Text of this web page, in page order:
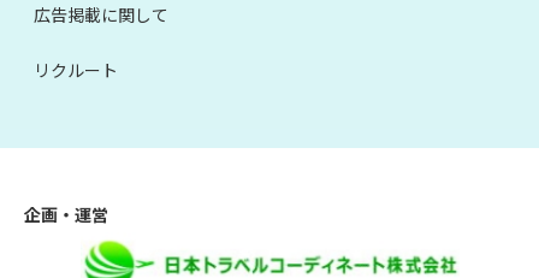
広告掲載に関して
リクルート
企画・運営